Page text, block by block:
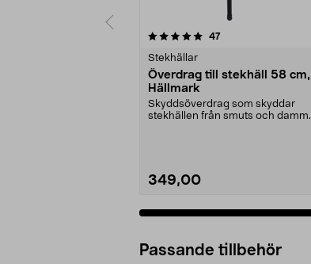
47recensioner
Stekhällar
Överdrag till stekhäll 58 cm,
Hällmark
Skyddsöverdrag som skyddar
stekhällen från smuts och damm.
349,00
4.5 av 5 stjärnor
Passande tillbehör